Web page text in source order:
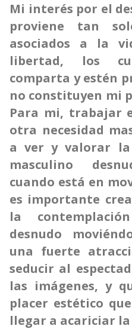
Mi interés por el
proviene tan
asociados a la
libertad, los
comparta y estén
no constituyen mi
Para mi, trabajar
otra necesidad
a ver y valorar la
masculino
cuando está en
es importante
la
desnudo
una fuerte
seducir al
las imágenes, y
placer estético
llegar a acariciar